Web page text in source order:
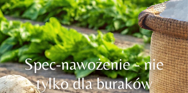
Spec-nawożenie - nie
tylko dla buraków